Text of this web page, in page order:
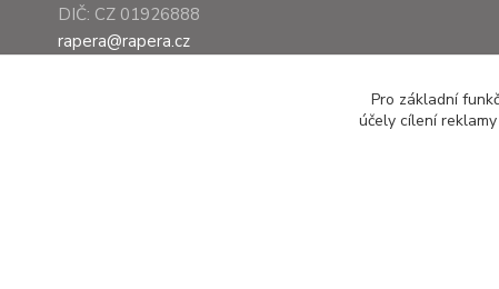
DIČ: CZ 01926888
rapera@rapera.cz
Pro základní
účely cílení